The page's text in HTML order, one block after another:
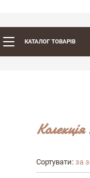
КАТАЛОГ ТОВАРІВ
Сортувати: за